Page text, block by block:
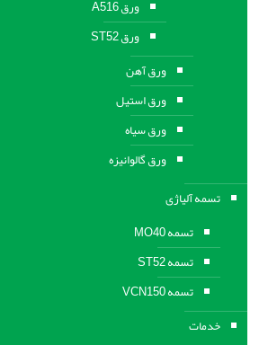
ورق A516
ورق ST52
ورق آهن
ورق استیل
ورق سیاه
ورق گالوانیزه
تسمه آلیاژی
تسمه MO40
تسمه ST52
تسمه VCN150
خدمات